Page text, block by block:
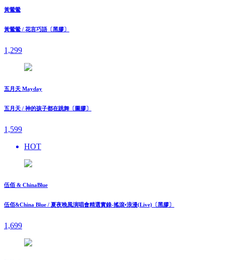
黃鶯鶯
黃鶯鶯 / 花言巧語〔黑膠〕
1,299
五月天 Mayday
五月天 / 神的孩子都在跳舞〔圖膠〕
1,599
HOT
伍佰 & ChinaBlue
伍佰&China Blue / 夏夜晚風演唱會精選實錄-搖滾•浪漫(Live)〔黑膠〕
1,699